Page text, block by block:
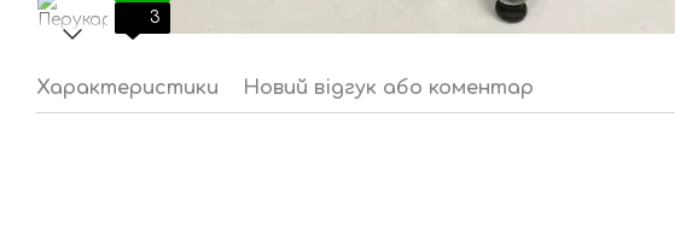
3
Характеристики Новий відгук або коментар